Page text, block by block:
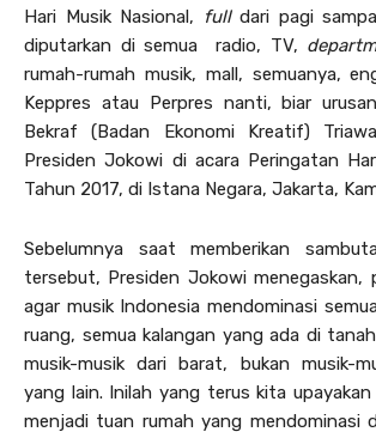
Hari Musik Nasional,
fulldari pagi
diputarkan di semua radio, TV,
rumah-rumah musik, mall, semuanya,
Keppres atau Perpres nanti, biar
Bekraf (Badan Ekonomi Kreatif)
Presiden Jokowi di acara Peringatan
Tahun 2017, di Istana Negara, Jakarta,
Sebelumnya saat memberikan
tersebut, Presiden Jokowi menegaskan,
agar musik Indonesia mendominasi
ruang, semua kalangan yang ada di
musik-musik dari barat, bukan musik-
yang lain. Inilah yang terus kita
menjadi tuan rumah yang mendominasi